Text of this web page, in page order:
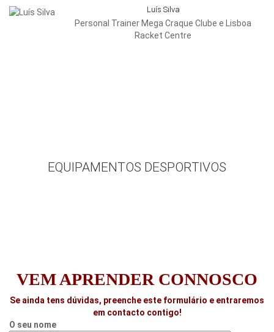
Luís Silva
Personal Trainer Mega Craque Clube e Lisboa
Racket Centre
EQUIPAMENTOS DESPORTIVOS
VEM APRENDER CONNOSCO
Se ainda tens dúvidas, preenche este formulário e entraremos
em contacto contigo!
O seu nome